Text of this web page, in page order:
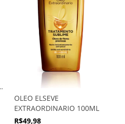
OLEO ELSEVE
EXTRAORDINARIO 100ML
R$49,98